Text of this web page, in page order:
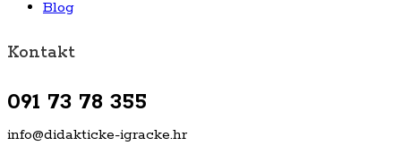
Blog
Kontakt
091 73 78 355
info@didakticke-igracke.hr